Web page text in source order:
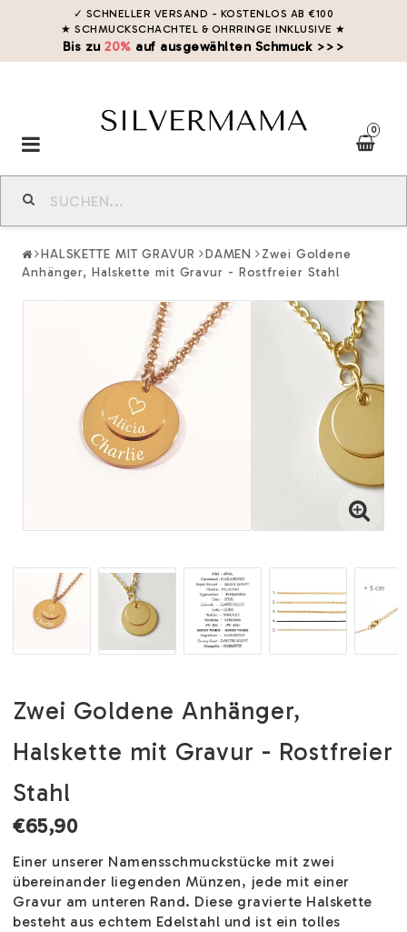
✓ SCHNELLER VERSAND - KOSTENLOS AB €100
★ SCHMUCKSCHACHTEL & OHRRINGE INKLUSIVE ★
Bis zu20% auf ausgewählten Schmuck >>>
0
Toggle
navigation
HALSKETTE MIT GRAVUR DAMEN
Zwei Goldene
Anhänger, Halskette mit Gravur - Rostfreier Stahl
Zwei Goldene Anhänger,
Halskette mit Gravur - Rostfreier
Stahl
€65,90
Einer unserer Namensschmuckstücke mit zwei
übereinander liegenden Münzen, jede mit einer
Gravur am unteren Rand. Diese gravierte Halskette
besteht aus echtem Edelstahl und ist ein tolles